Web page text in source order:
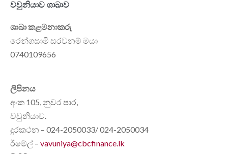
වවුනියාව ශාඛාව
ශාඛා කළමනාකරු
රෙන්ගසාමි සරවනම් මයා
0740109656
ලිපිනය
අංක 105, නුවර පාර,
වවුනියාව.
දුරකථන – 024-2050033/ 024-2050034
ඊමේල් – vavuniya@cbcfinance.lk